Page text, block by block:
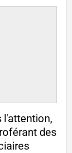
l'attention,
des